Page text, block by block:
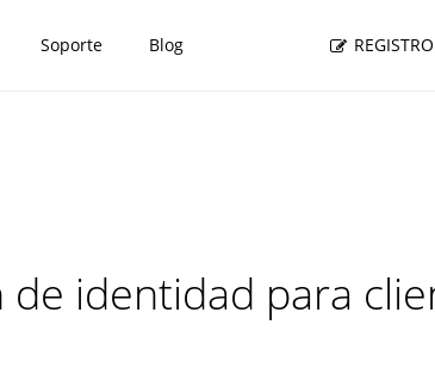
Soporte Blog REGISTRO
identidad para